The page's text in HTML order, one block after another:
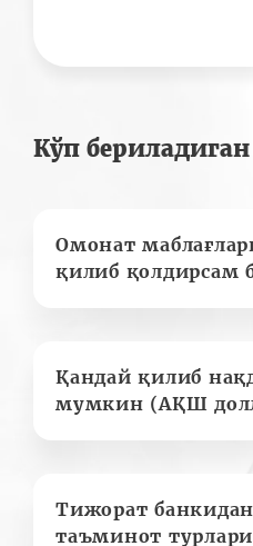
Кўп бериладиган
Омонат
қилиб қолдирсам
Қандай қилиб
мумкин (АҚШ
Тижорат
таъминот